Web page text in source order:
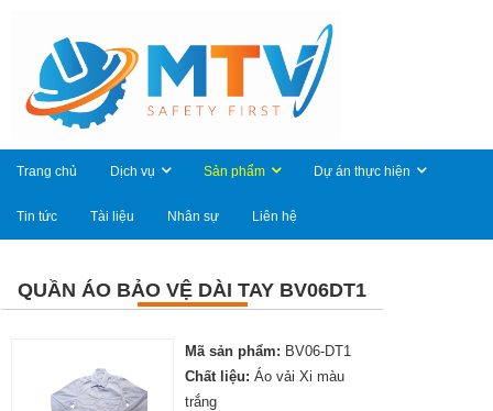
Trang chủ Dịch vụ Sản phẩm Dự án thực hiện
Tin tức Tài liệu Nhân sự Liên hệ
QUẦN ÁO BẢO VỆ DÀI TAY BV06DT1
Mã sản phẩm: BV06-DT1
Chất liệu:Áo vải Xi màu
trắng